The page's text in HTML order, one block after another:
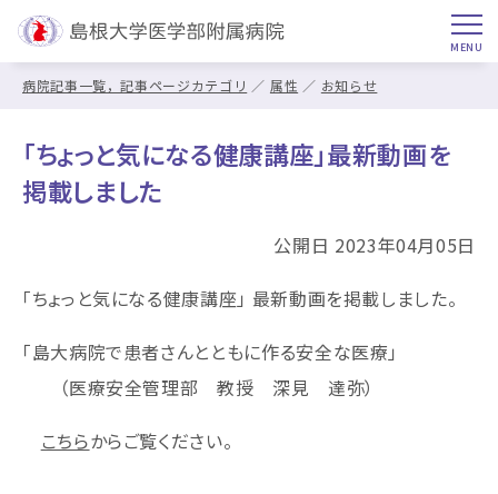
病院記事一覧，記事ページカテゴリ 属性 お知らせ
「ちょっと気になる健康講座」最新動画を
掲載しました
公開日 2023年04月05日
「ちょっと気になる健康講座」 最新動画を掲載しました。
「島大病院で患者さんとともに作る安全な医療」
（医療安全管理部 教授 深見 達弥）
こちらからご覧ください。